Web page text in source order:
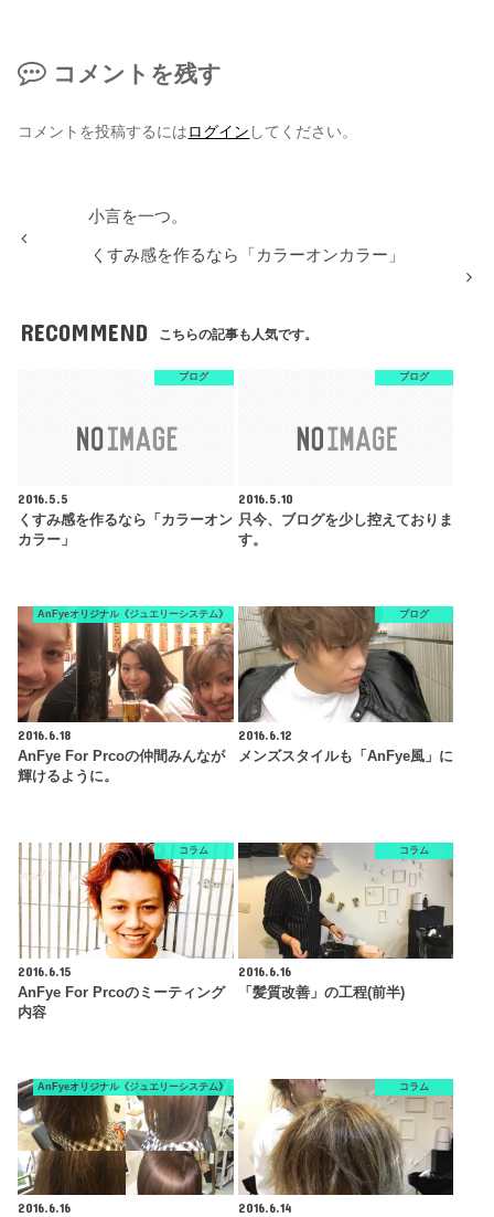
コメントを残す
コメントを投稿するにはログイン してください。
小言を一つ。
くすみ感を作るなら「カラーオンカラー」
RECOMMEND こちらの記事も人気です。
ブログ
2016.5.5
くすみ感を作るなら「カラーオン
カラー」
ブログ
2016.5.10
只今、ブログを少し控えておりま
す。
AnFyeオリジナル《ジュエリーシステム》
2016.6.18
AnFye For Prcoの仲間みんなが
輝けるように。
ブログ
2016.6.12
メンズスタイルも「AnFye風」に
コラム
2016.6.15
AnFye For Prcoのミーティング
内容
コラム
2016.6.16
「髪質改善」の工程(前半)
AnFyeオリジナル《ジュエリーシステム》
2016.6.16
コラム
2016.6.14